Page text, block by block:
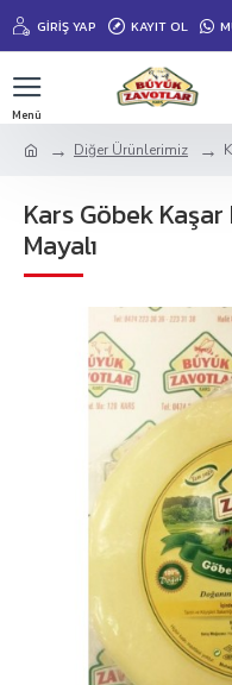
GIRIŞ YAP KAYIT OL
Diğer Ürünlerimiz
Kars Göbek
Mayalı